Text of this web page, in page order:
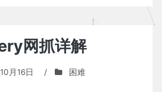
网抓详解
月16日 / 困难